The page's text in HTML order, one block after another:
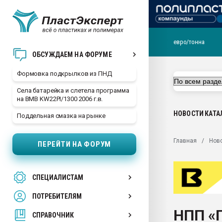
ОБСУЖДАЕМ НА ФОРУМЕ
Формовка подкрылков из ПНД
Села батарейка и слетела программа
на BMB KW22PI/1300 2006 г.в.
Поддельная смазка на рынке
ПЕРЕЙТИ НА ФОРУМ
СПЕЦИАЛИСТАМ
ПОТРЕБИТЕЛЯМ
СПРАВОЧНИК
29.07.2026 ФРП помог
Вакуум-формовочные
28.07.2026
первый план в
пластмасс
ситуацией на
евро/тонна
НОВОСТИ
Главная
НПП